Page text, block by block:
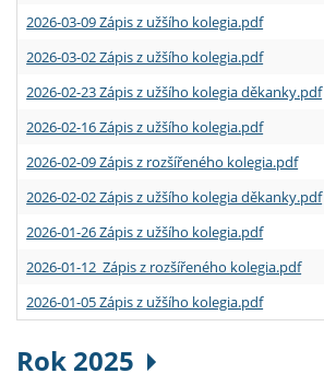
2026-03-09 Zápis z užšího kolegia.pdf
2026-03-02 Zápis z užšího kolegia.pdf
2026-02-23 Zápis z užšího kolegia děkanky.pdf
2026-02-16 Zápis z užšího kolegia.pdf
2026-02-09 Zápis z rozšířeného kolegia.pdf
2026-02-02 Zápis z užšího kolegia děkanky.pdf
2026-01-26 Zápis z užšího kolegia.pdf
2026-01-12 Zápis z rozšířeného kolegia.pdf
2026-01-05 Zápis z užšího kolegia.pdf
Rok 2025